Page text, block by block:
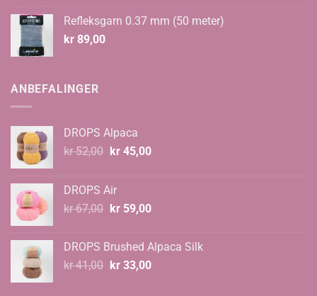
Refleksgarn 0.37 mm (50 meter)
kr 89,00
ANBEFALINGER
DROPS Alpaca
kr52,00 Opprinnelig
kr 52,00.
kr45,00Nåværende
DROPS Air
kr67,00 Opprinnelig
kr 67,00.
kr59,00Nåværende
kr 59,00.
DROPS Brushed Alpaca Silk
kr41,00 Opprinnelig
kr33,00Nåværende